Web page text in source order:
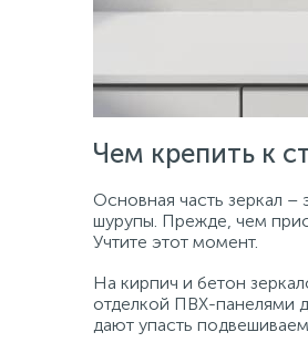
Чем крепить к
Основная часть зеркал
шурупы. Прежде, чем
Учтите этот момент.
На кирпич и бетон
отделкой ПВХ-панелями
дают упасть